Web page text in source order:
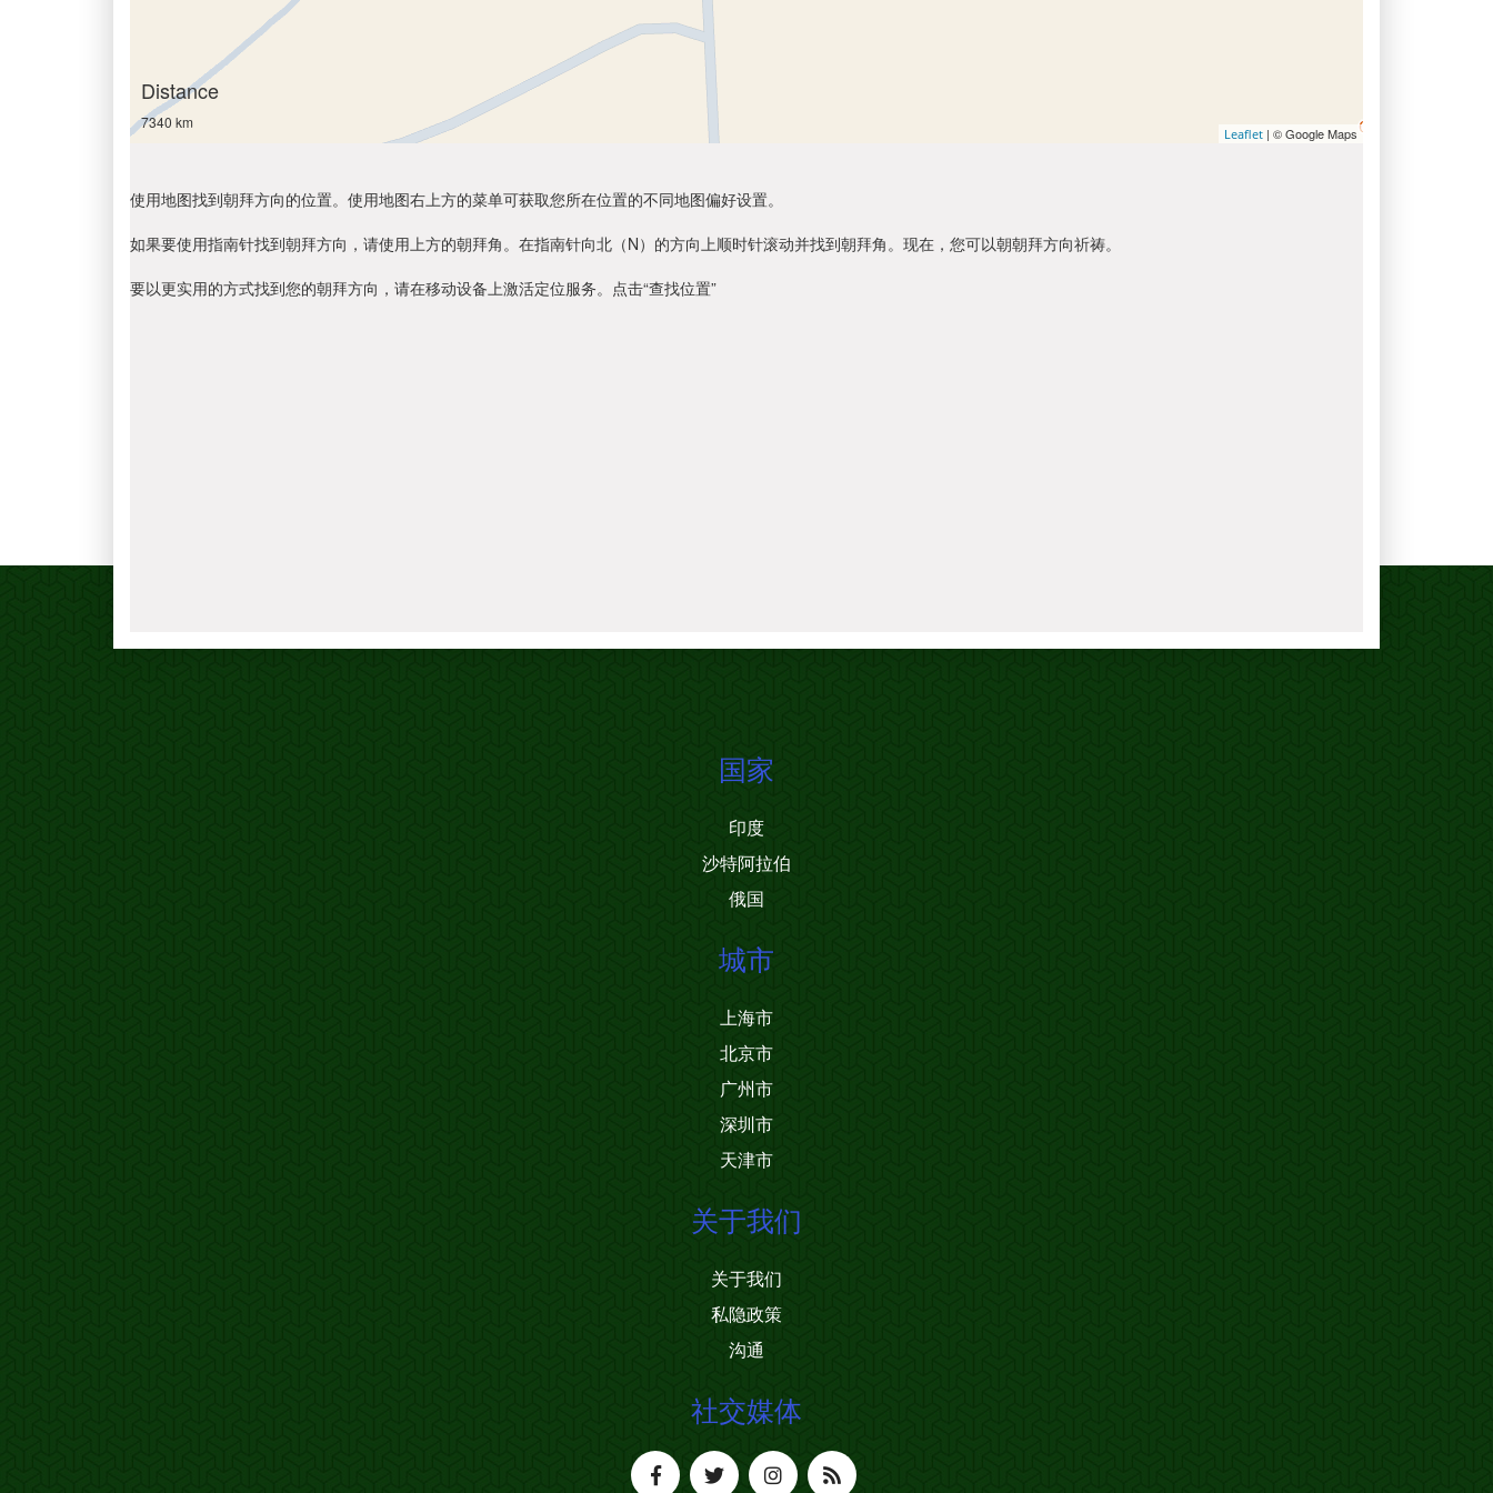
Distance
7340 km
Leaflet | © Google Maps
使用地图找到朝拜方向的位置。使用地图右上方的菜单可获取您所在位置的不同地图偏好设置。
如果要使用指南针找到朝拜方向，请使用上方的朝拜角。在指南针向北（N）的方向上顺时针滚动并找到朝拜角。现在，您可以朝朝拜方向祈祷。
要以更实用的方式找到您的朝拜方向，请在移动设备上激活定位服务。点击“查找位置”
国家
印度
沙特阿拉伯
俄国
城市
上海市
北京市
广州市
深圳市
天津市
关于我们
关于我们
私隐政策
沟通
社交媒体